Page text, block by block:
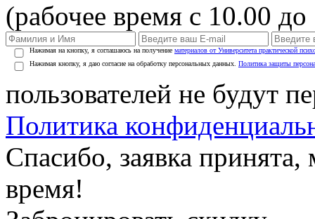
(рабочее время с 10.00
Нажимая на кнопку, я соглашаюсь на получение материалов от Университета практической
Нажимая кнопку, я даю согласие на обработку персональных данных. Политика защиты
пользователей не будут
Политика
Спасибо, заявка
время!